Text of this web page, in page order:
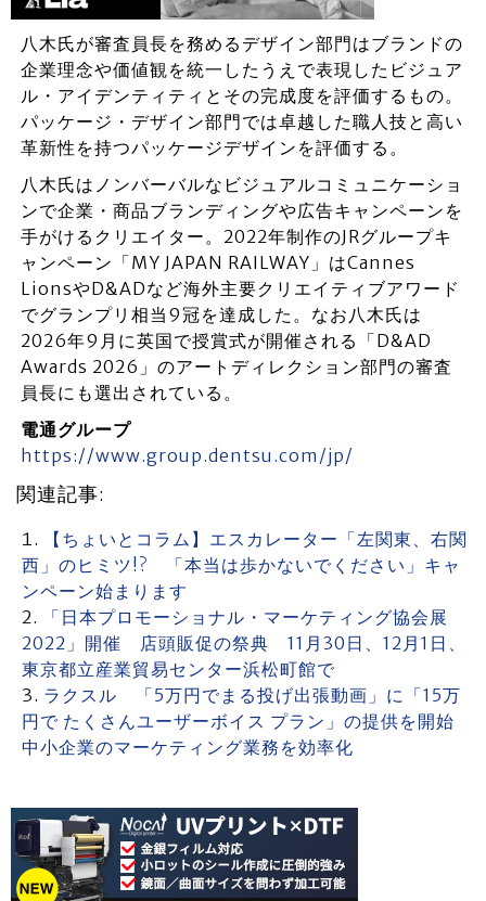
八木氏が審査員長を務めるデザイン部門はブランドの
企業理念や価値観を統一したうえで表現したビジュア
ル・アイデンティティとその完成度を評価するもの。
パッケージ・デザイン部門では卓越した職人技と高い
革新性を持つパッケージデザインを評価する。
八木氏はノンバーバルなビジュアルコミュニケーショ
ンで企業・商品ブランディングや広告キャンペーンを
手がけるクリエイター。2022年制作のJRグループキ
ャンペーン「MY JAPAN RAILWAY」はCannes
LionsやD&ADなど海外主要クリエイティブアワード
でグランプリ相当9冠を達成した。なお八木氏は
2026年9月に英国で授賞式が開催される「D&AD
Awards 2026」のアートディレクション部門の審査
員長にも選出されている。
電通グループ
https://www.group.dentsu.com/jp/
関連記事:
【ちょいとコラム】エスカレーター「左関東、右関
西」のヒミツ!? 「本当は歩かないでください」キャ
ンペーン始まります
「日本プロモーショナル・マーケティング協会展
2022」開催 店頭販促の祭典 11月30日、12月1日、
東京都立産業貿易センター浜松町館で
ラクスル 「5万円でまる投げ出張動画」に「15万
円で たくさんユーザーボイス プラン」の提供を開始
中小企業のマーケティング業務を効率化